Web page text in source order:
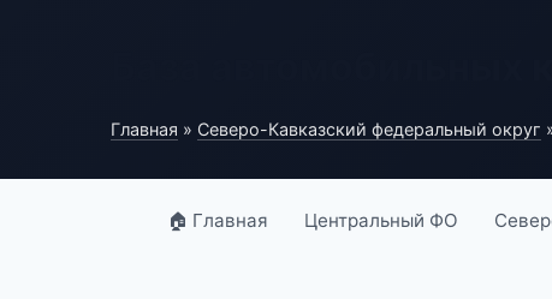
Главная » Северо-Кавказский федеральный округ
🏠 Главная Центральный ФО